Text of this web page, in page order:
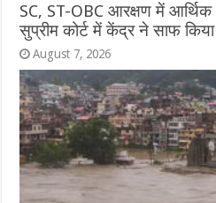
SC, ST-OBC आरक्षण में आर्थिक
सुप्रीम कोर्ट में केंद्र ने साफ
August 7, 2026